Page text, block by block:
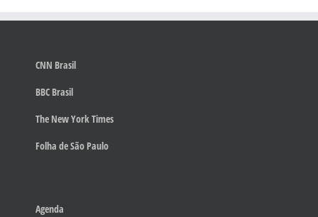
CNN Brasil
BBC Brasil
The New York Times
Folha de São Paulo
Agenda